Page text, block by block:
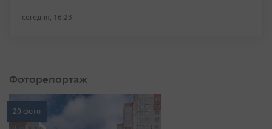
сегодня, 16:23
Фоторепортаж
20 фото